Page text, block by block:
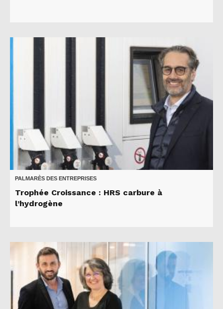
PALMARÈS DES ENTREPRISES
Trophée Croissance : HRS carbure à
l’hydrogène